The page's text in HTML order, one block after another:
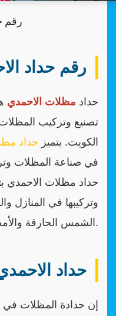
رقم
رقم حداد
حداد مظلات الاحمدي
تصنيع وتركيب
الكويت. يتميز حداد
في صناعة المظلات
حداد مظلات الاحمدي
وتركيبها في المنازل
الشمس الحارقة والأمطار الغزيرة.
حداد
إن حدادة المظلات في